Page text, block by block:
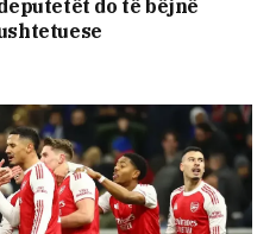
do të bëjnë